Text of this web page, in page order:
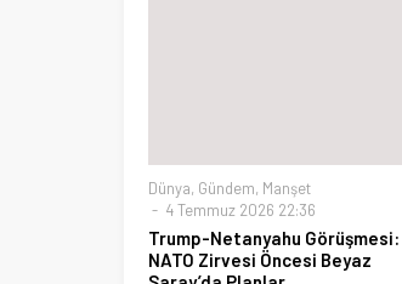
4 Temmuz 2026 22:36
Trump-Netanyahu Görüşmesi:
NATO Zirvesi Öncesi Beyaz
Saray’da Planlar